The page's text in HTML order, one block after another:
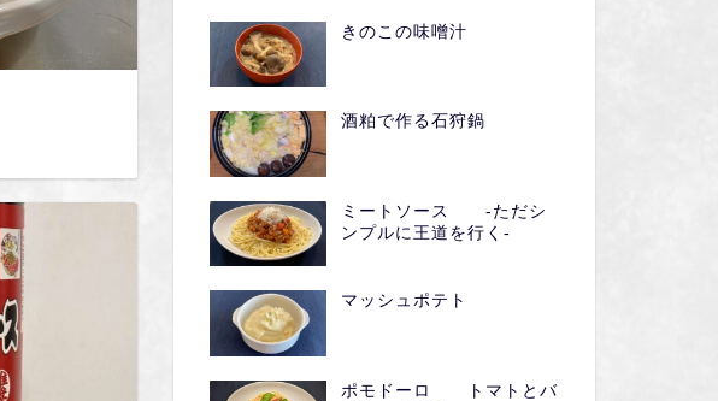
きのこの味噌汁
酒粕で作る石狩鍋
ミートソース -ただシ
ンプルに王道を行く-
マッシュポテト
ポモドーロ トマトとバ